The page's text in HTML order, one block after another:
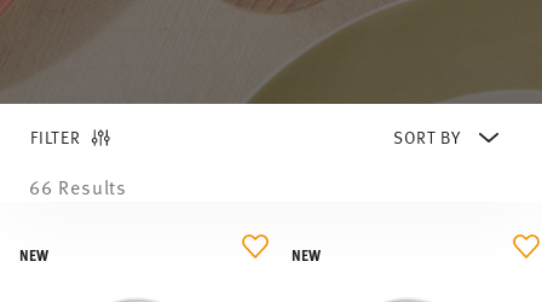
FILTER
66 Results
NEW NEW